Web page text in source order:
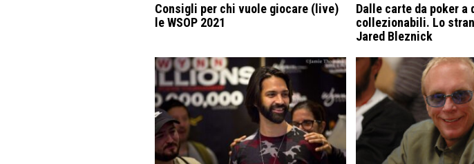
Consigli per chi vuole giocare (live)
le WSOP 2021
Dalle carte da poker a
collezionabili. Lo
Jared Bleznick